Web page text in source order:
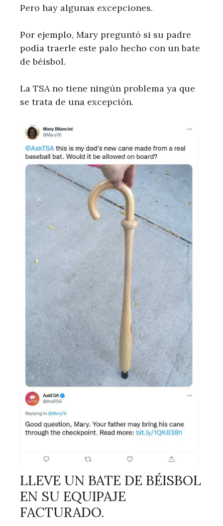
Pero hay algunas excepciones.
Por ejemplo, Mary preguntó si su padre
podía traerle este palo hecho con un bate
de béisbol.
La TSA no tiene ningún problema ya que
se trata de una excepción.
LLEVE UN BATE DE BÉISBOL
EN SU EQUIPAJE
FACTURADO.